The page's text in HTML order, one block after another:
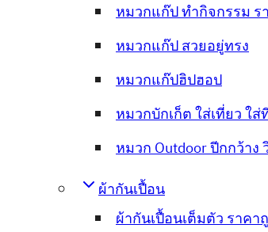
หมวกแก๊ป ทำกิจกรรม ร
หมวกแก๊ป สวยอยู่ทรง
หมวกแก๊ปฮิปฮอป
หมวกบักเก็ต ใส่เที่ยว ใส่
หมวก Outdoor ปีกกว้าง
ผ้ากันเปื้อน
ผ้ากันเปื้อนเต็มตัว ราค